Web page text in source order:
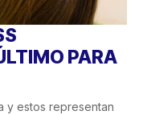
PARA
y estos representan